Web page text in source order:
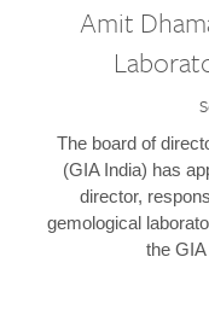
Amit
The board of
(GIA India) has
director,
gemological
the